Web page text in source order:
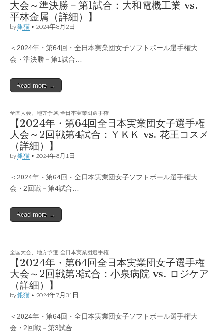
大会～準決勝－第1試合：大和電機工業 vs.
平林金属（詳細）】
by銀猫 • 2024年8月2日
＜2024年・第64回・全日本実業団女子ソフトボール選手権大
会・準決勝－第1試合…
Read more →
全国大会、地方予選 全日本実業団選手権
【2024年・第64回全日本実業団女子選手権
大会～2回戦第4試合：ＹＫＫ vs. 花王コスメ
（詳細）】
by銀猫 • 2024年8月1日
＜2024年・第64回・全日本実業団女子ソフトボール選手権大
会・2回戦－第4試合…
Read more →
全国大会、地方予選 全日本実業団選手権
【2024年・第64回全日本実業団女子選手権
大会～2回戦第3試合：小泉病院 vs. ロジケア
（詳細）】
by銀猫 • 2024年7月31日
＜2024年・第64回・全日本実業団女子ソフトボール選手権大
会・2回戦－第3試合…